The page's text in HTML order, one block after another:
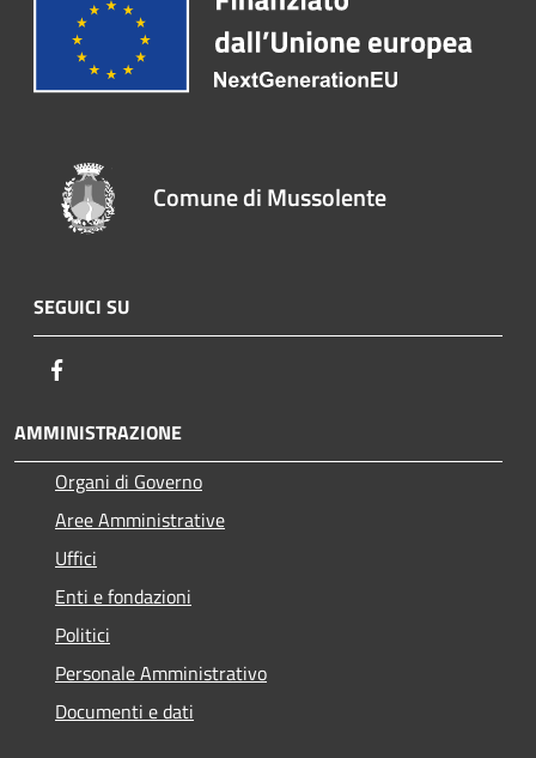
Comune di Mussolente
SEGUICI SU
AMMINISTRAZIONE
Organi di Governo
Aree Amministrative
Uffici
Enti e fondazioni
Politici
Personale Amministrativo
Documenti e dati